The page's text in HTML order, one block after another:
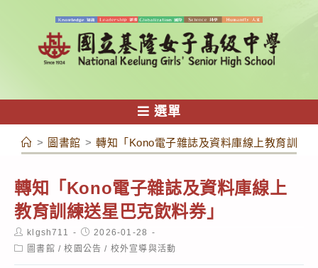
容
選單
> 圖書館 > 轉知「Kono電子雜誌及資料庫線上教育訓練
轉知「Kono電子雜誌及資料庫線上
教育訓練送星巴克飲料券」
Post
author:
klgsh711
Post
published:
2026-01-28
Post圖書館 / 校園公告 / 校外宣導與活動